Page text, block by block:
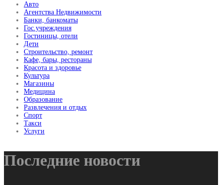
Авто
Агентства Недвижимости
Банки, банкоматы
Гос.учреждения
Гостиницы, отели
Дети
Строительство, ремонт
Кафе, бары, рестораны
Красота и здоровье
Культура
Магазины
Медицина
Образование
Развлечения и отдых
Спорт
Такси
Услуги
Последние новости